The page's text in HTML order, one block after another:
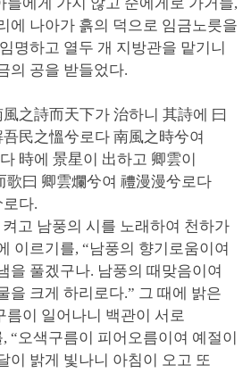
에 나아가 흙의 덕으로 임금노릇을
명하고 열두 개 지방관을 맡기니
의 공을 받들었다.
之詩而天下가 治하니 其詩에 曰
民之慍兮로다 南風之時兮여
時에 景星이 出하고 卿雲이
歌曰 卿雲爛兮여 禮漫漫兮로다
다.
고 남풍의 시를 노래하여 천하가
이르기를, “남풍의 향기로움이여
을 풀겠구나. 남풍의 때맞음이여
을 크게 하리로다.” 그 때에 밝은
름이 일어나니 백관이 서로
“오색구름이 피어오름이여 예절이
이 밝게 빛나니 아침이 오고 또